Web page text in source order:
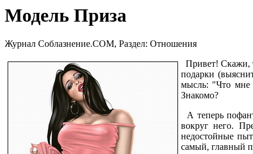
Модель Приза
Журнал Соблазнение.COM, Раздел: Отношения
Привет! Скажи,
подарки
мысль: "Что мне
Знакомо?
А теперь
вокруг него.
недостойные
самый, главный